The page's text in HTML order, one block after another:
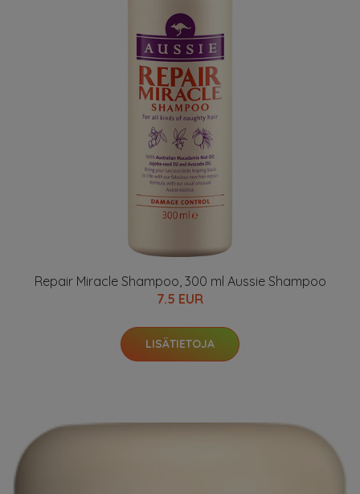
Repair Miracle Shampoo, 300 ml Aussie Shampoo
7.5 EUR
LISÄTIETOJA